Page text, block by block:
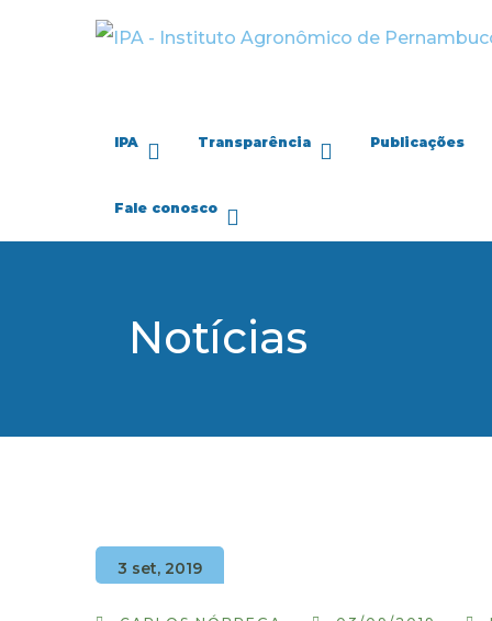
IPA Transparência Publicações
Fale conosco
Notícias
3 set, 2019